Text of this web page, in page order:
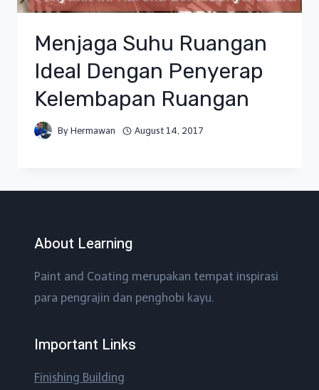
Menjaga Suhu Ruangan
Ideal Dengan Penyerap
Kelembapan Ruangan
By Hermawan August 14, 2017
About Learning
Paint and Coating merupakan tempat inspirasi
para pengrajin dan penghobi kayu.
Important Links
Finishing Building